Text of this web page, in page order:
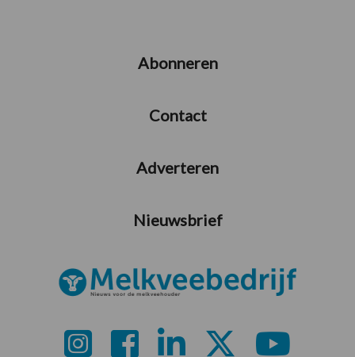
Abonneren
Contact
Adverteren
Nieuwsbrief